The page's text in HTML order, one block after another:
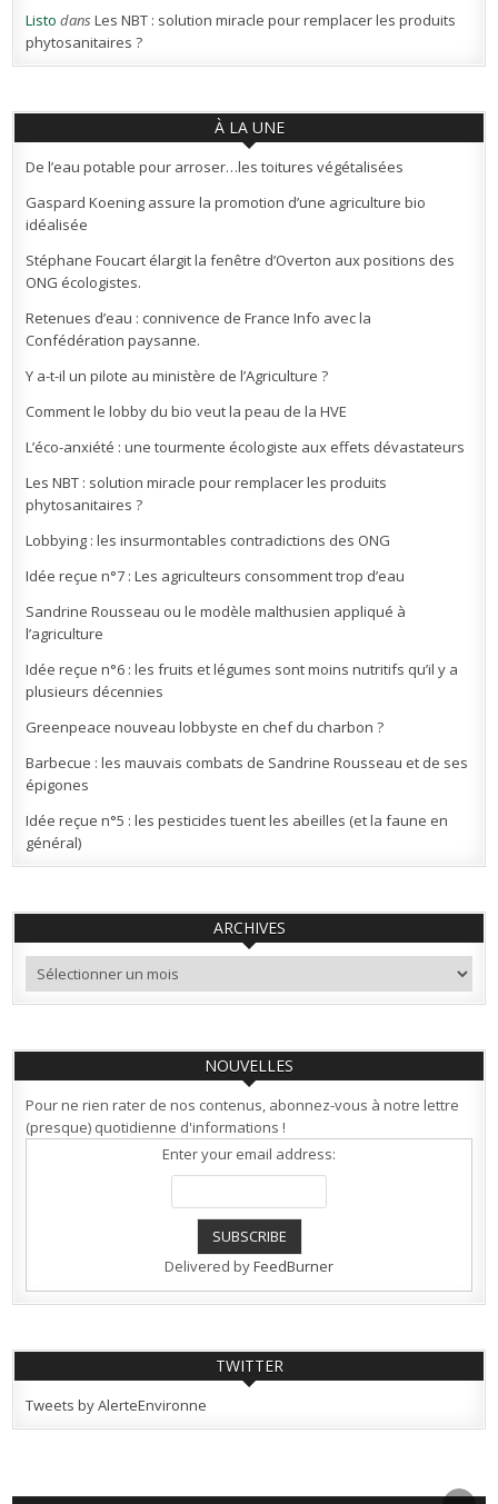
Listo dansLes NBT : solution miracle pour remplacer les produits
phytosanitaires ?
À LA UNE
De l’eau potable pour arroser…les toitures végétalisées
Gaspard Koening assure la promotion d’une agriculture bio
idéalisée
Stéphane Foucart élargit la fenêtre d’Overton aux positions des
ONG écologistes.
Retenues d’eau : connivence de France Info avec la
Confédération paysanne.
Y a-t-il un pilote au ministère de l’Agriculture ?
Comment le lobby du bio veut la peau de la HVE
L’éco-anxiété : une tourmente écologiste aux effets dévastateurs
Les NBT : solution miracle pour remplacer les produits
phytosanitaires ?
Lobbying : les insurmontables contradictions des ONG
Idée reçue n°7 : Les agriculteurs consomment trop d’eau
Sandrine Rousseau ou le modèle malthusien appliqué à
l’agriculture
Idée reçue n°6 : les fruits et légumes sont moins nutritifs qu’il y a
plusieurs décennies
Greenpeace nouveau lobbyste en chef du charbon ?
Barbecue : les mauvais combats de Sandrine Rousseau et de ses
épigones
Idée reçue n°5 : les pesticides tuent les abeilles (et la faune en
général)
ARCHIVES
Archives
NOUVELLES
Pour ne rien rater de nos contenus, abonnez-vous à notre lettre
(presque) quotidienne d'informations !
Enter your email address:
Delivered byFeedBurner
TWITTER
Tweets by AlerteEnvironne